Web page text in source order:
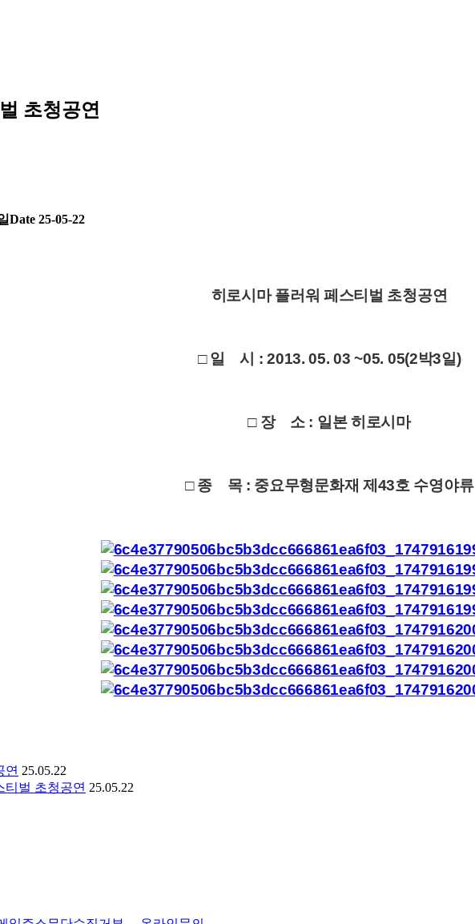
초청공연
Date 25-05-22
히로시마 플러워 페스티벌 초청공연
□ 일 시 : 2013. 05. 03 ~05. 05(2박3일)
□ 장 소 : 일본 히로시마
□ 종 목 : 중요무형문화재 제43호 수영야류
연 25.05.22
티벌 초청공연 25.05.22